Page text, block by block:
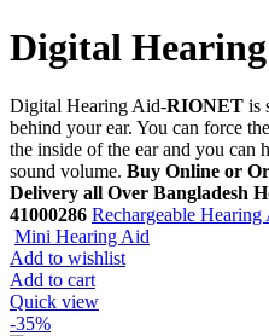
Digital
Digital Hearing Aid-RIONET is
behind your ear. You can force
the inside of the ear and you can
sound volume. Buy Online or
Delivery all Over Bangladesh
41000286 Rechargeable Hearing
Mini Hearing Aid
Add to wishlist
Add to cart
Quick view
-35%